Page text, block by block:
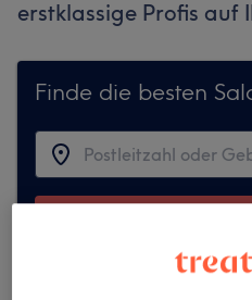
erstklassige Profis auf
Finde die besten